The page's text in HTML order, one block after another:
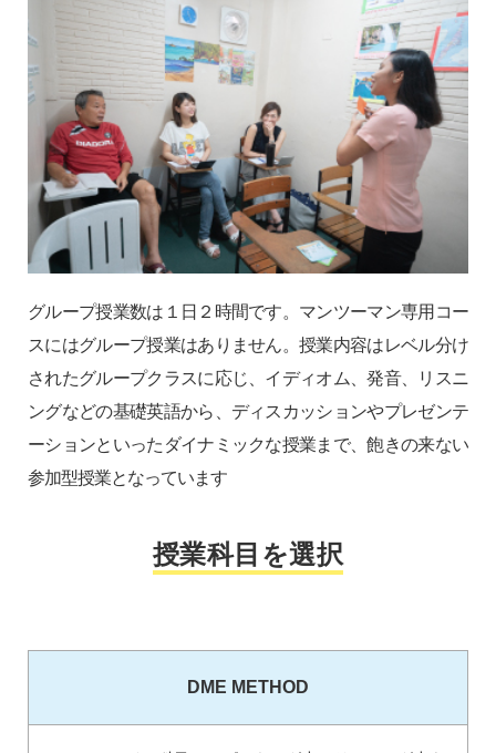
グループ授業数は１日２時間です。マンツーマン専用コー
スにはグループ授業はありません。授業内容はレベル分け
されたグループクラスに応じ、イディオム、発音、リスニ
ングなどの基礎英語から、ディスカッションやプレゼンテ
ーションといったダイナミックな授業まで、飽きの来ない
参加型授業となっています
授業科目を選択
DME METHOD